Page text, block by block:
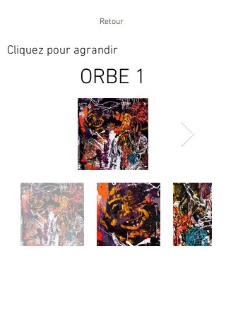
Retour
Cliquez pour agrandir
ORBE 1